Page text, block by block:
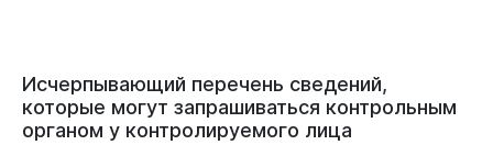
Исчерпывающий перечень сведений,
которые могут запрашиваться контрольным
органом у контролируемого лица